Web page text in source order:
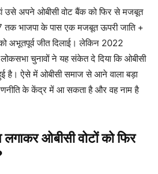
उसे अपने ओबीसी वोट बैंक को फिर से मजबूत
भाजपा के पास एक मजबूत ऊपरी जाति +
अभूतपूर्व जीत दिलाई। लेकिन 2022
चुनावों ने यह संकेत दे दिया कि ओबीसी
है। ऐसे में ओबीसी समाज से आने वाला बड़ा
रणनीति के केंद्र में आ सकता है और वह नाम है
लगाकर ओबीसी वोटों को फिर